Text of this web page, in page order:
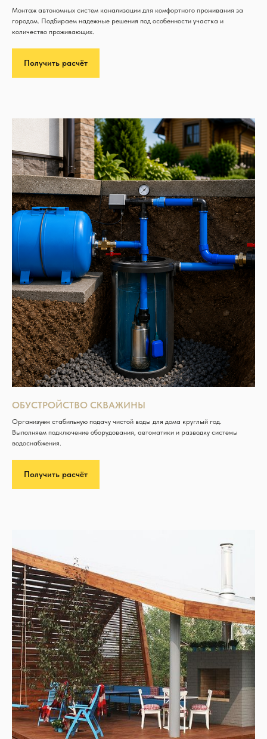
Монтаж автономных систем канализации для комфортного проживания за
городом. Подбираем надежные решения под особенности участка и
количество проживающих.
Получить расчёт
ОБУСТРОЙСТВО СКВАЖИНЫ
Организуем стабильную подачу чистой воды для дома круглый год.
Выполняем подключение оборудования, автоматики и разводку системы
водоснабжения.
Получить расчёт